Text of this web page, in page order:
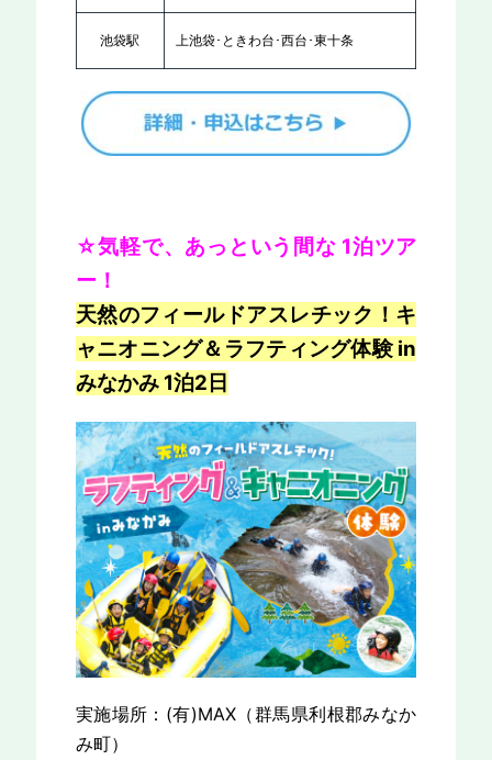
池袋駅 上池袋･ときわ台･西台･東十条
☆気軽で、あっという間な 1泊ツア
ー！
天然のフィールドアスレチック！キ
ャニオニング＆ラフティング体験 in
みなかみ 1泊2日
実施場所：(有)MAX（群馬県利根郡みなか
み町）